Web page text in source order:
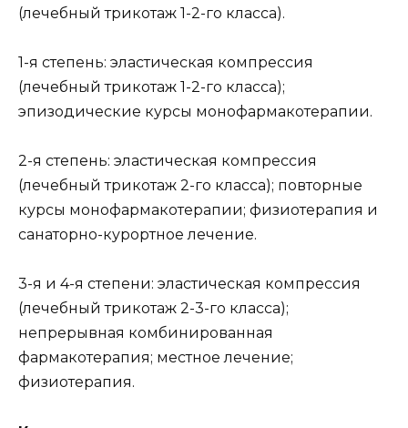
(лечебный трикотаж 1-2-го класса).
1-я степень: эластическая компрессия
(лечебный трикотаж 1-2-го класса);
эпизодические курсы монофармакотерапии.
2-я степень: эластическая компрессия
(лечебный трикотаж 2-го класса); повторные
курсы монофармакотерапии; физиотерапия и
санаторно-курортное лечение.
3-я и 4-я степени: эластическая компрессия
(лечебный трикотаж 2-3-го класса);
непрерывная комбинированная
фармакотерапия; местное лечение;
физиотерапия.